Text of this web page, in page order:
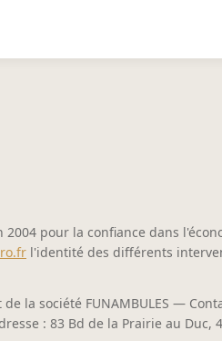
pour la confiance dans
l'identité des différents
la société FUNAMBULES —
: 83 Bd de la Prairie au Duc,